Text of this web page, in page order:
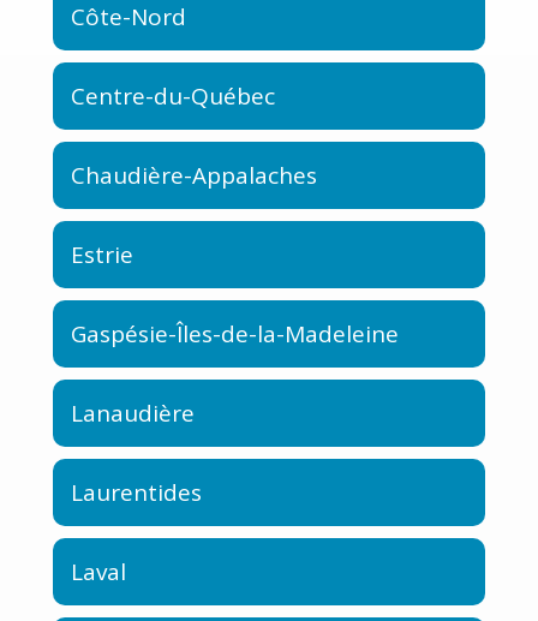
Côte-Nord
Centre-du-Québec
Chaudière-Appalaches
Estrie
Gaspésie-Îles-de-la-Madeleine
Lanaudière
Laurentides
Laval